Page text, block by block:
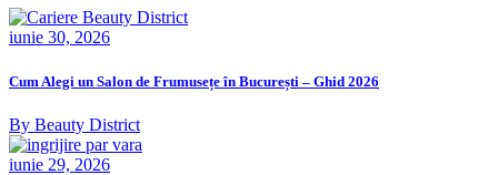
iunie 30, 2026
Cum Alegi un Salon de Frumusețe în București – Ghid 2026
By Beauty District
iunie 29, 2026